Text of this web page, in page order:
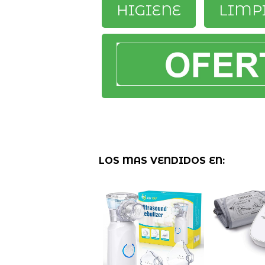
HIGIENE
LOS MAS VENDIDOS EN: